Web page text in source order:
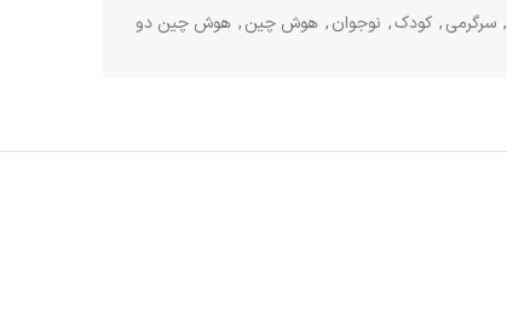
, سرگرمی, کودک, نوجوان, هوش چین, هوش چین دو